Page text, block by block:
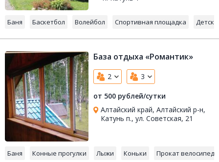
Баня Баскетбол Волейбол Спортивная площадка
База отдыха «Романтик»
2 3
от 500 рублей/сутки
Алтайский край, Алтайский р-н,
Катунь п., ул. Советская, 21
Баня Конные прогулки Лыжи Коньки Прокат